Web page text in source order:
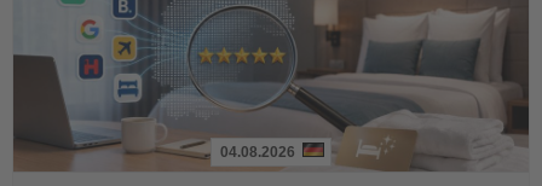
04.08.2026